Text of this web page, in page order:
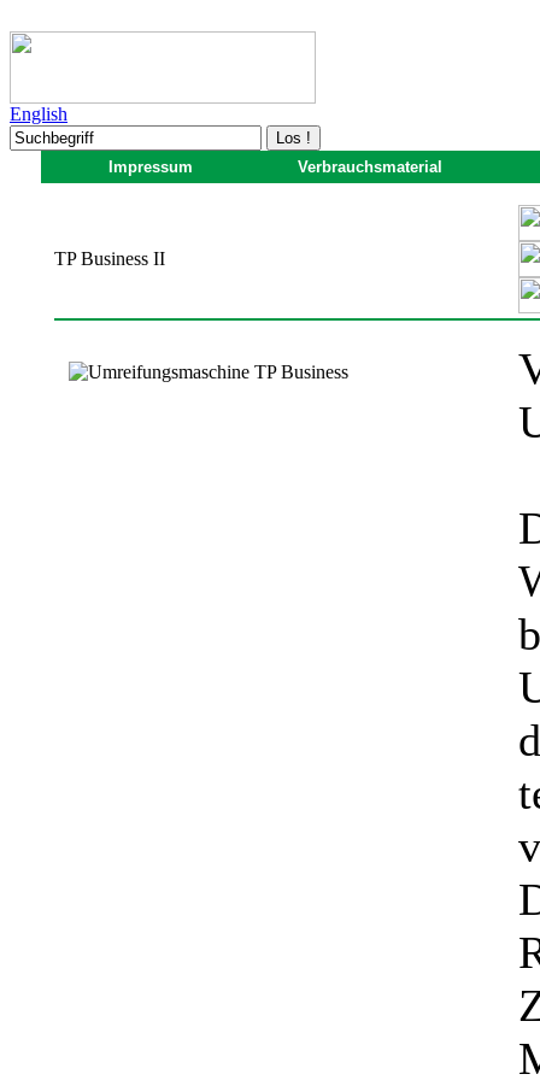
English
Impressum Verbrauchsmaterial
TP Business II